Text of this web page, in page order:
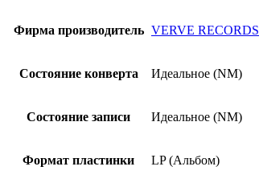
Фирма производитель VERVE RECORDS
Состояние конверта Идеальное (NM)
Состояние записи Идеальное (NM)
Формат пластинки LP (Альбом)